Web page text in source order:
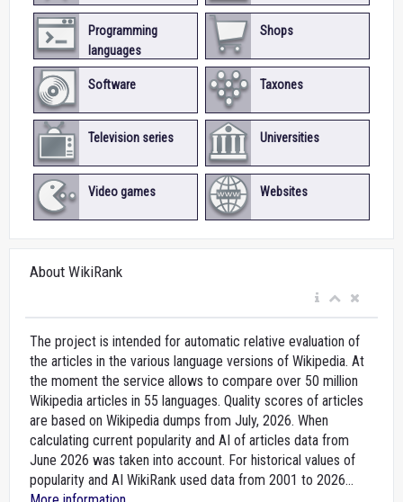
Programming
languages
Shops
Software Taxones
Television series Universities
Video games Websites
About WikiRank
The project is intended for automatic relative evaluation of
the articles in the various language versions of Wikipedia. At
the moment the service allows to compare over 50 million
Wikipedia articles in 55 languages. Quality scores of articles
are based on Wikipedia dumps from July, 2026. When
calculating current popularity and AI of articles data from
June 2026 was taken into account. For historical values of
popularity and AI WikiRank used data from 2001 to 2026...